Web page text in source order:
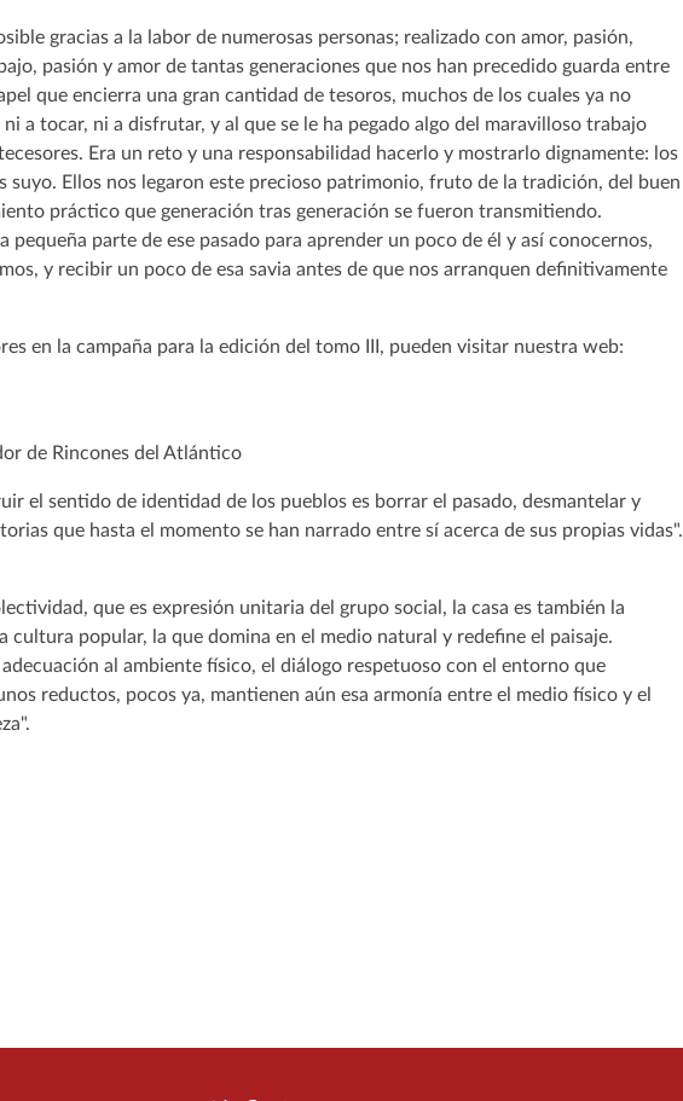
gracias a la labor de numerosas personas; realizado con amor, pasión,
pasión y amor de tantas generaciones que nos han precedido guarda entre
que encierra una gran cantidad de tesoros, muchos de los cuales ya no
a tocar, ni a disfrutar, y al que se le ha pegado algo del maravilloso trabajo
Era un reto y una responsabilidad hacerlo y mostrarlo dignamente: los
suyo. Ellos nos legaron este precioso patrimonio, fruto de la tradición, del buen
práctico que generación tras generación se fueron transmitiendo.
pequeña parte de ese pasado para aprender un poco de él y así conocernos,
y recibir un poco de esa savia antes de que nos arranquen definitivamente
en la campaña para la edición del tomo III, pueden visitar nuestra web:
de Rincones del Atlántico
el sentido de identidad de los pueblos es borrar el pasado, desmantelar y
que hasta el momento se han narrado entre sí acerca de sus propias vidas".
que es expresión unitaria del grupo social, la casa es también la
cultura popular, la que domina en el medio natural y redefine el paisaje.
al ambiente físico, el diálogo respetuoso con el entorno que
reductos, pocos ya, mantienen aún esa armonía entre el medio físico y el